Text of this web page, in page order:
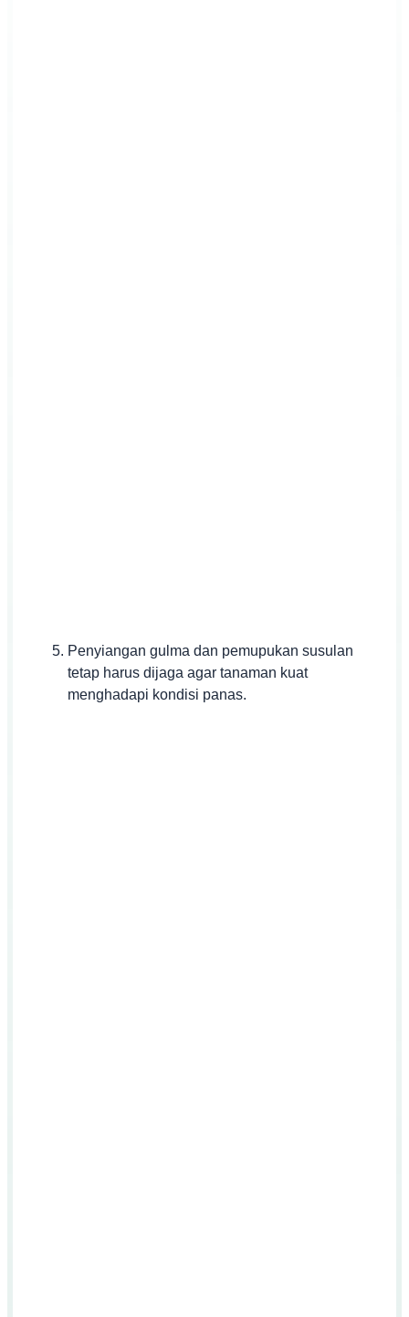
Penyiangan gulma dan pemupukan susulan
tetap harus dijaga agar tanaman kuat
menghadapi kondisi panas.